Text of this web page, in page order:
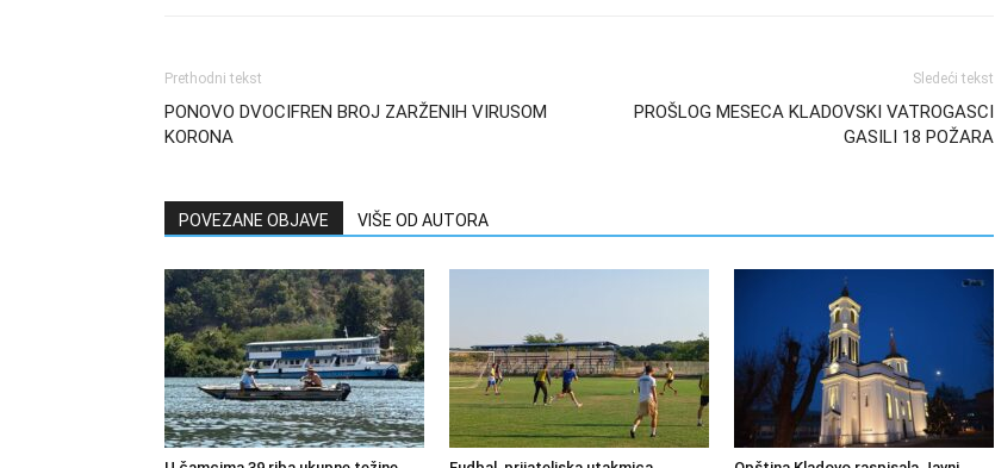
Prethodni tekst
PONOVO DVOCIFREN BROJ ZARŽENIH VIRUSOM
KORONA
Sledeći tekst
PROŠLOG MESECA KLADOVSKI VATROGASCI
GASILI 18 POŽARA
POVEZANE OBJAVE VIŠE OD AUTORA